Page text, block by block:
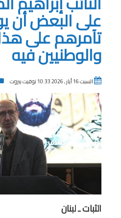
على البعض أن
تآمرهم على هذا
والوطنيين فيه
السبت 16 أيار , 2026 10:33 توقيت بيروت
الثبات ـ لبنان